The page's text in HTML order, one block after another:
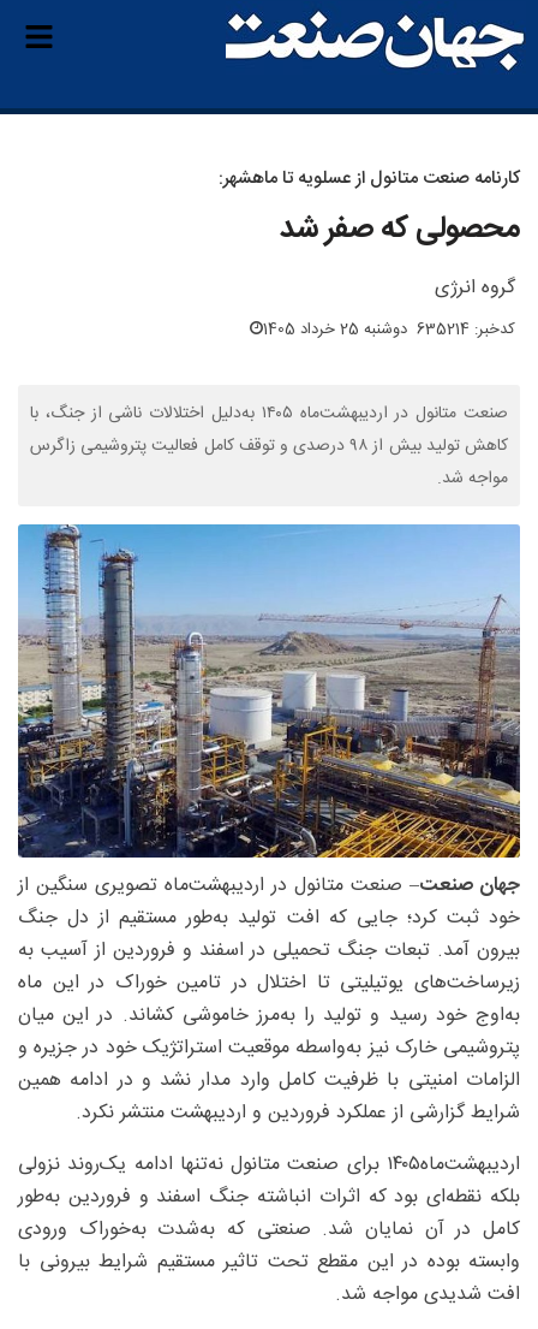
کارنامه صنعت متانول از عسلویه تا ماهشهر:
محصولی که صفر شد
گروه انرژی
کدخبر: 635214 دوشنبه 25 خرداد 1405
صنعت متانول در اردیبهشت‌ماه ۱۴۰۵ به‌دلیل اختلالات ناشی از جنگ، با
کاهش تولید بیش از ۹۸ درصدی و توقف کامل فعالیت پتروشیمی زاگرس
مواجه شد.
جهان صنعت– صنعت متانول در اردیبهشت‌ماه تصویری سنگین از
خود ثبت کرد؛ جایی که افت تولید به‌‌طور مستقیم از دل جنگ
بیرون آمد. تبعات جنگ تحمیلی در اسفند و فروردین از آسیب به
‌زیرساخت‌های یوتیلیتی تا اختلال در تامین خوراک در این ماه
به‌اوج خود رسید و تولید را به‌مرز خاموشی کشاند. در این میان
پتروشیمی خارک نیز به‌‌واسطه موقعیت استراتژیک خود در جزیره و
الزامات امنیتی با ظرفیت کامل وارد مدار نشد و در ادامه همین
شرایط گزارشی از عملکرد فروردین و اردیبهشت منتشر نکرد.
اردیبهشت‌ماه۱۴۰۵ برای صنعت متانول نه‌تنها ادامه یک‌روند نزولی
بلکه نقطه‌ای بود که اثرات انباشته جنگ اسفند و فروردین به‌‌طور
کامل در آن نمایان شد. صنعتی که به‌شدت به‌خوراک ورودی
وابسته بوده در این مقطع تحت تاثیر مستقیم شرایط بیرونی با
افت شدیدی مواجه شد.